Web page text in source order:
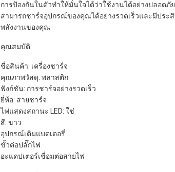
การป้องกันในตัวทำให้มั่นใจได้ว่าใช้งานได้อย่างปลอด
สามารถชาร์จอุปกรณ์ของคุณได้อย่างรวดเร็วและมีปร
พลังงานของคุณ
คุณสมบัติ:
ชื่อสินค้า: เครื่องชาร์จ
คุณภาพวัสดุ: พลาสติก
ฟังก์ชัน: การชาร์จอย่างรวดเร็ว
ยี่ห้อ: สายชาร์จ
ไฟแสดงสถานะ LED: ใช่
สี: ขาว
อุปกรณ์เติมแบตเตอรี่
ขั้วต่อปลั๊กไฟ
อะแดปเตอร์เชื่อมต่อสายไฟ